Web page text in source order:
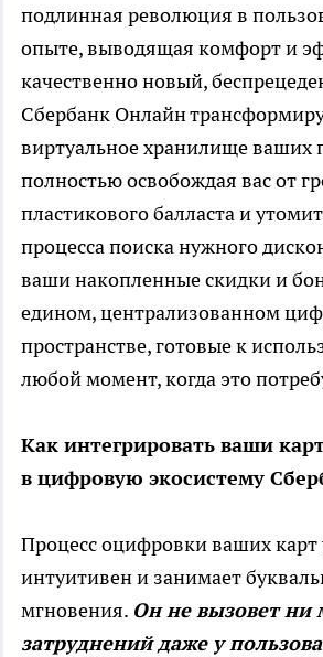
подлинная революция в
опыте, выводящая комфорт и
качественно новый,
Сбербанк Онлайн
виртуальное хранилище ваших
полностью освобождая вас от
пластикового балласта и
процесса поиска нужного
ваши накопленные скидки и
едином, централизованном
пространстве, готовые к
любой момент, когда это
Как интегрировать ваши
в цифровую экосистему
Процесс оцифровки ваших карт
интуитивен и занимает
мгновения. Он не вызовет ни
затруднений даже у